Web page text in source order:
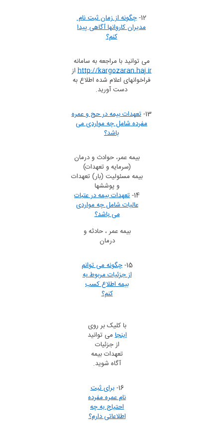
12- چگونه از زمان ثبت نام
مدیران کاروانها آگاهی پیدا
کنم؟
می توانید با مراجعه به سامانه
http://kargozaran.haj.irاز
فراخوانهای اعلام شده اطلاع به
دست آورید.
13- تعهدات بیمه در حج و عمره
مفرده شامل چه مواردی می
باشد؟
بیمه عمر، حوادث و درمان
(سرمایه و تعهدات)
بیمه مسئوليت (بار) تعهدات
و پوششها
14- تعهدات بیمه در عتبات
عالیات شامل چه مواردی
می باشد؟
بیمه عمر ، حادثه و
درمان
15- چگونه می توانم
از جزئیات مربوط به
بیمه اطلاع کسب
کنم؟
با کلیک بر روی
اینجامی توانید
از جزئیات
تعهدات بیمه
آگاه شوید.
16- برای ثبت
نام عمره مفرده
احتیاج به چه
اطلاعاتی دارم؟